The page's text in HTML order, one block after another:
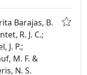
Barajas, B.
R. J. C.;
J. P.;
M. F. &
N. S.